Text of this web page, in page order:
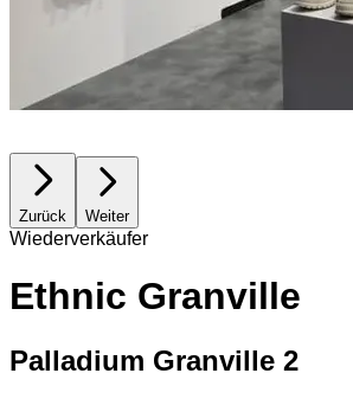
Zurück Weiter
Wiederverkäufer
Ethnic Granville
Palladium Granville 2